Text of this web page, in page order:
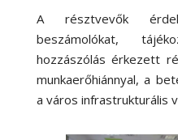
A résztvevők
beszámolókat,
hozzászólás érkezett
munkaerőhiánnyal, a
a város infrastrukturális